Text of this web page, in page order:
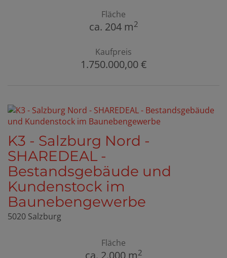
Fläche
ca. 204 m2
Kaufpreis
1.750.000,00 €
K3 - Salzburg Nord -
SHAREDEAL -
Bestandsgebäude und
Kundenstock im
Baunebengewerbe
5020 Salzburg
Fläche
ca. 2.000 m2